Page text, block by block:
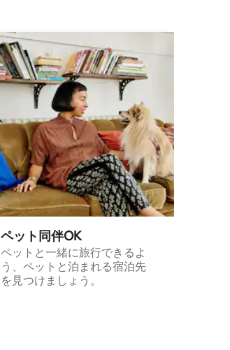
ペット同⁠伴OK
ペットと一緒に旅行できるよ
う、ペットと泊まれる宿泊先
を見つけましょう。